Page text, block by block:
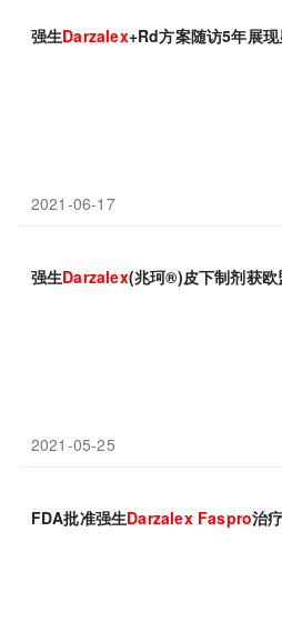
强生Darzalex+Rd方案随访5年展
2021-06-17
强生Darzalex(兆珂®)皮下制剂获
2021-05-25
FDA批准强生Darzalex Faspro治